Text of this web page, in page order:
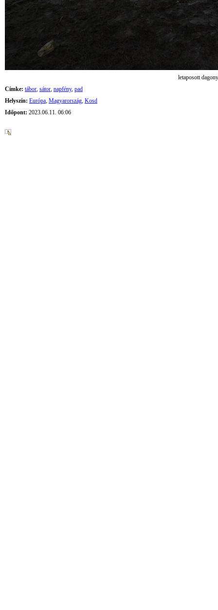
letaposott
Címke: tábor, sátor, napfény, pad
Helyszín: Európa, Magyarország, Kosd
Időpont: 2023.06.11. 06:06